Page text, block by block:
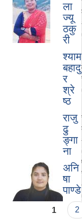
ला
ज्यू
ठकु
री
श्याम
बहादु
र
श्रे
ष्‍ठ
राजु
ढु
ङ्गा
ना
अनि
षा
पाण्डे
Pages
1 2